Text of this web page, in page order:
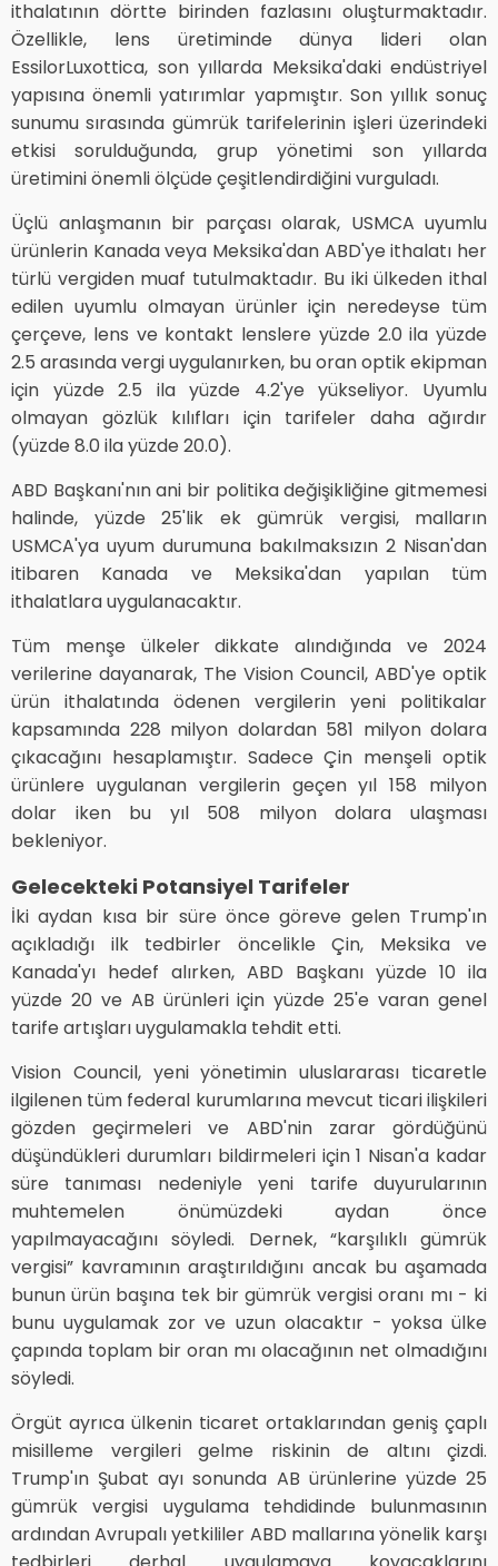
ithalatının dörtte birinden fazlasını oluşturmaktadır.
Özellikle, lens üretiminde dünya lideri olan
EssilorLuxottica, son yıllarda Meksika'daki endüstriyel
yapısına önemli yatırımlar yapmıştır. Son yıllık sonuç
sunumu sırasında gümrük tarifelerinin işleri üzerindeki
etkisi sorulduğunda, grup yönetimi son yıllarda
üretimini önemli ölçüde çeşitlendirdiğini vurguladı.
Üçlü anlaşmanın bir parçası olarak, USMCA uyumlu
ürünlerin Kanada veya Meksika'dan ABD'ye ithalatı her
türlü vergiden muaf tutulmaktadır. Bu iki ülkeden ithal
edilen uyumlu olmayan ürünler için neredeyse tüm
çerçeve, lens ve kontakt lenslere yüzde 2.0 ila yüzde
2.5 arasında vergi uygulanırken, bu oran optik ekipman
için yüzde 2.5 ila yüzde 4.2'ye yükseliyor. Uyumlu
olmayan gözlük kılıfları için tarifeler daha ağırdır
(yüzde 8.0 ila yüzde 20.0).
ABD Başkanı'nın ani bir politika değişikliğine gitmemesi
halinde, yüzde 25'lik ek gümrük vergisi, malların
USMCA'ya uyum durumuna bakılmaksızın 2 Nisan'dan
itibaren Kanada ve Meksika'dan yapılan tüm
ithalatlara uygulanacaktır.
Tüm menşe ülkeler dikkate alındığında ve 2024
verilerine dayanarak, The Vision Council, ABD'ye optik
ürün ithalatında ödenen vergilerin yeni politikalar
kapsamında 228 milyon dolardan 581 milyon dolara
çıkacağını hesaplamıştır. Sadece Çin menşeli optik
ürünlere uygulanan vergilerin geçen yıl 158 milyon
dolar iken bu yıl 508 milyon dolara ulaşması
bekleniyor.
Gelecekteki Potansiyel Tarifeler
İki aydan kısa bir süre önce göreve gelen Trump'ın
açıkladığı ilk tedbirler öncelikle Çin, Meksika ve
Kanada'yı hedef alırken, ABD Başkanı yüzde 10 ila
yüzde 20 ve AB ürünleri için yüzde 25'e varan genel
tarife artışları uygulamakla tehdit etti.
Vision Council, yeni yönetimin uluslararası ticaretle
ilgilenen tüm federal kurumlarına mevcut ticari ilişkileri
gözden geçirmeleri ve ABD'nin zarar gördüğünü
düşündükleri durumları bildirmeleri için 1 Nisan'a kadar
süre tanıması nedeniyle yeni tarife duyurularının
muhtemelen önümüzdeki aydan önce
yapılmayacağını söyledi. Dernek, “karşılıklı gümrük
vergisi” kavramının araştırıldığını ancak bu aşamada
bunun ürün başına tek bir gümrük vergisi oranı mı - ki
bunu uygulamak zor ve uzun olacaktır - yoksa ülke
çapında toplam bir oran mı olacağının net olmadığını
söyledi.
Örgüt ayrıca ülkenin ticaret ortaklarından geniş çaplı
misilleme vergileri gelme riskinin de altını çizdi.
Trump'ın Şubat ayı sonunda AB ürünlerine yüzde 25
gümrük vergisi uygulama tehdidinde bulunmasının
ardından Avrupalı yetkililer ABD mallarına yönelik karşı